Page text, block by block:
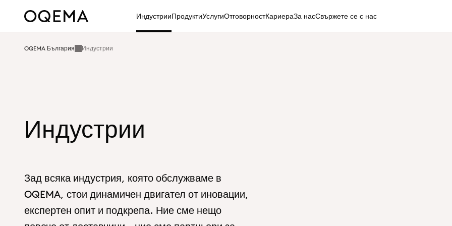
ИндустрииПродуктиУслугиОтговорностКариераЗа насСвържете се с нас
OQEMA България Индустрии
Индустрии
Зад всяка индустрия, която обслужваме в
OQEMA, стои динамичен двигател от иновации,
експертен опит и подкрепа. Ние сме нещо